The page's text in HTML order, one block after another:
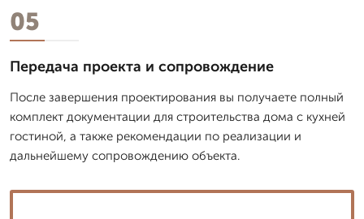
05
Передача проекта и сопровождение
После завершения проектирования вы получаете полный
комплект документации для строительства дома с кухней
гостиной, а также рекомендации по реализации и
дальнейшему сопровождению объекта.